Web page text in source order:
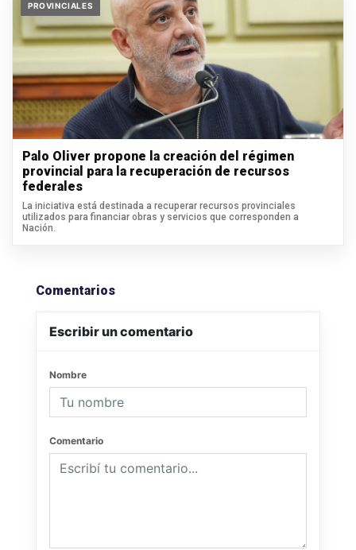
PROVINCIALES
Palo Oliver propone la creación del régimen
provincial para la recuperación de recursos
federales
La iniciativa está destinada a recuperar recursos provinciales
utilizados para financiar obras y servicios que corresponden a
Nación.
Comentarios
Escribir un comentario
Nombre
Comentario